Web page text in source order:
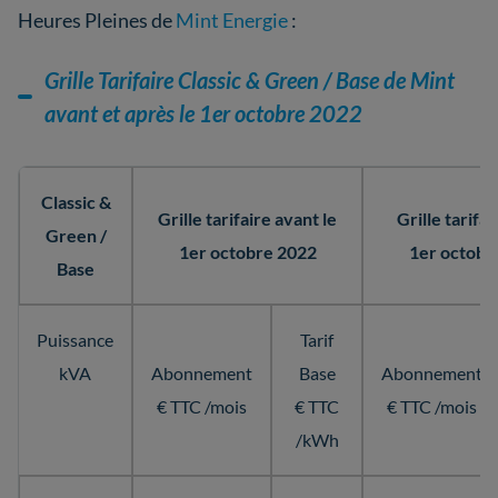
Heures Pleines deMint Energie:
Grille Tarifaire Classic & Green / Base de Mint
avant et après le 1er octobre 2022
Classic &
Green /
Base
Grille tarifaire avant le
1er octobre 2022
Grille
1er
Puissance
kVA
Abonnement
€ TTC /mois
Tarif
Base
€ TTC
/kWh
Abonnement
€ TTC /mois